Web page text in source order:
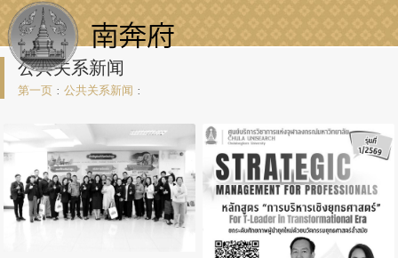
公共关系新闻
第一页 : 公共关系新闻 :